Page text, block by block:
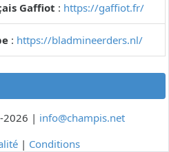
Gaffiot : https://gaffiot.fr/
: https://bladmineerders.nl/
| info@champis.net
| Conditions